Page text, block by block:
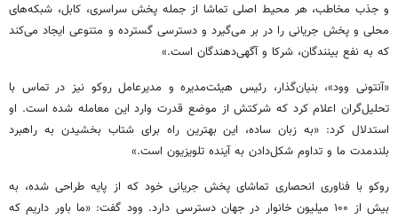
و جذب مخاطب، هر محیط اصلی تماشا از جمله پخش سراسری، کابل، شبکه‌های
محلی و پخش جریانی را در بر می‌گیرد و دسترسی گسترده و متنوعی ایجاد می‌کند
که به نفع بینندگان، شرکا و آگهی‌دهندگان است.»
«آنتونی وود»، بنیان‌گذار، رئیس هیئت‌مدیره و مدیرعامل روکو نیز در تماس با
تحلیل‌گران اعلام کرد که شرکتش از موضع قدرت وارد این معامله شده است. او
استدلال کرد: «به زبان ساده، این بهترین راه برای شتاب بخشیدن به راهبرد
بلندمدت ما و تداوم شکل‌دادن به آینده تلویزیون است.»
روکو با فناوری انحصاری تماشای پخش جریانی خود که از پایه طراحی شده، به
بیش از ۱۰۰ میلیون خانوار در جهان دسترسی دارد. وود گفت: «ما باور داریم که